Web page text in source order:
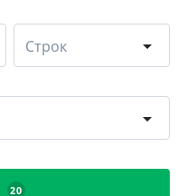
Строк
20